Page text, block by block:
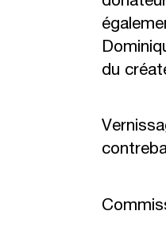
du